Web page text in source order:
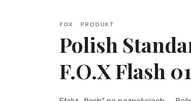
FOX PRODUKT
Polish
F.O.X Flash